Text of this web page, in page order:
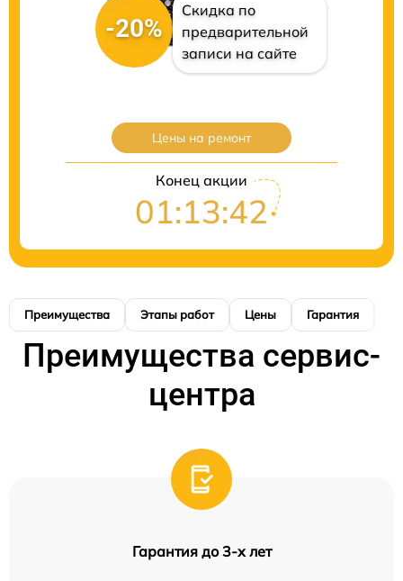
-20%
Скидка по
предварительной
записи на сайте
Цены на ремонт
Конец акции
01:13:41
Преимущества Этапы работ Цены Гарантия
Преимущества сервис-
центра
Гарантия до 3-х лет